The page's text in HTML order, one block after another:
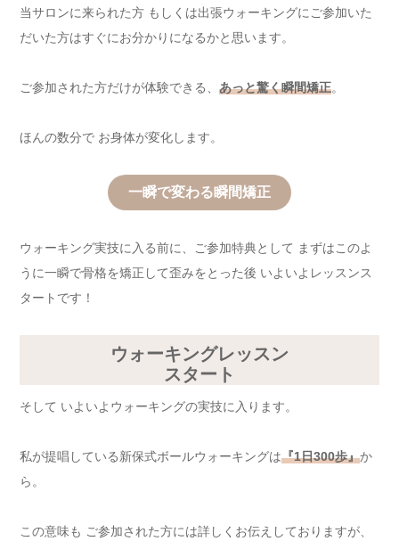
当サロンに来られた方 もしくは出張ウォーキングにご参加いた
だいた方はすぐにお分かりになるかと思います。
ご参加された方だけが体験できる、 あっと驚く瞬間矯正。
ほんの数分で お身体が変化します。
一瞬で変わる瞬間矯正
ウォーキング実技に入る前に、ご参加特典として まずはこのよ
うに一瞬で骨格を矯正して歪みをとった後 いよいよレッスンス
タートです！
ウォーキングレッスン
スタート
そして いよいよウォーキングの実技に入ります。
私が提唱している新保式ボールウォーキングは『1日300歩』か
ら。
この意味も ご参加された方には詳しくお伝えしておりますが、